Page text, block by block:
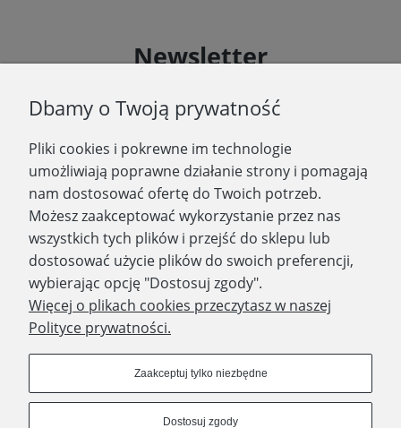
Newsletter
informacje o nowościach i promocjach.
Zapisz się
WYDAWNICTWO PROMIC
PRODUKTY
Dbamy o Twoją prywatność
Pliki cookies i pokrewne im technologie
umożliwiają poprawne działanie strony i pomagają
nam dostosować ofertę do Twoich potrzeb.
Możesz zaakceptować wykorzystanie przez nas
wszystkich tych plików i przejść do sklepu lub
dostosować użycie plików do swoich preferencji,
wybierając opcję "Dostosuj zgody".
Więcej o plikach cookies przeczytasz w naszej
Polityce prywatności.
Zaakceptuj tylko niezbędne
Dostosuj zgody